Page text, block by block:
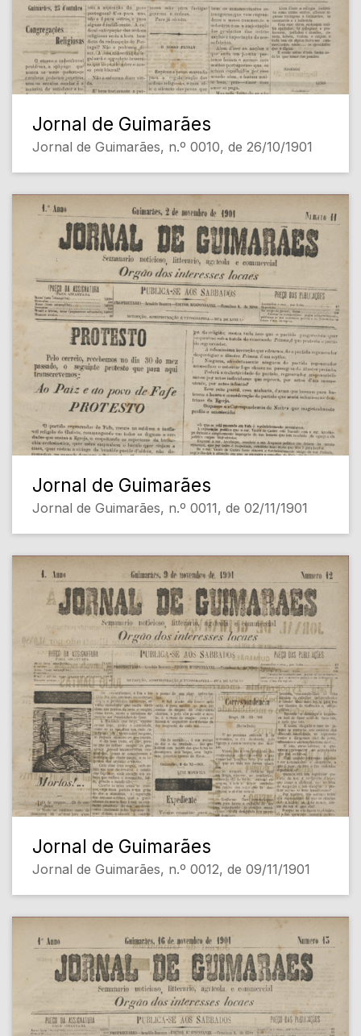
Jornal de Guimarães
Jornal de Guimarães, n.º 0010, de 26/10/1901
Jornal de Guimarães
Jornal de Guimarães, n.º 0011, de 02/11/1901
Jornal de Guimarães
Jornal de Guimarães, n.º 0012, de 09/11/1901